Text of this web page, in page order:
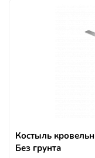
Костыль
Без грунта